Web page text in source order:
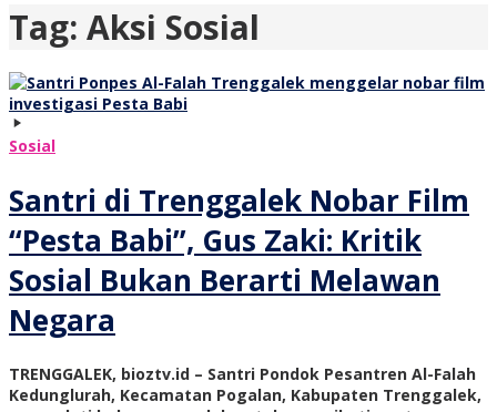
Tag: Aksi Sosial
Sosial
Santri di Trenggalek Nobar Film
“Pesta Babi”, Gus Zaki: Kritik
Sosial Bukan Berarti Melawan
Negara
TRENGGALEK, bioztv.id – Santri Pondok Pesantren Al-Falah
Kedunglurah, Kecamatan Pogalan, Kabupaten Trenggalek,